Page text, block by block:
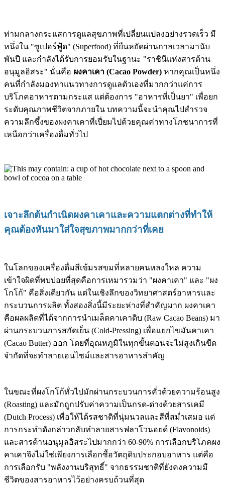
ท่ามกลางกระแสการดูแลสุขภาพที่เปลี่ยนแปลงอย่างรวดเร็ว มี
หนึ่งใน "ซูเปอร์ฟู้ด" (Superfood) ที่ยืนหยัดผ่านกาลเวลามานับ
พันปี และกำลังได้รับการยอมรับในฐานะ "ราชินีแห่งสารต้าน
อนุมูลอิสระ" นั่นคือ ผงคาเคา (Cacao Powder) หากคุณเป็นหนึ่ง
คนที่กำลังมองหาแนวทางการดูแลตัวเองที่มากกว่าแค่การ
บริโภคอาหารตามกระแส แต่ต้องการ "อาหารที่เป็นยา" เพื่อยก
ระดับคุณภาพชีวิตจากภายใน บทความนี้จะนำคุณไปสำรวจ
ความลึกซึ้งของผงคาเคาที่เปี่ยมไปด้วยคุณค่าทางโภชนาการที่
เหนือกว่าเครื่องดื่มทั่วไป
เจาะลึกต้นกำเนิดผงคาเคาและความแตกต่างที่ทำให้
คุณต้องหันมาใส่ใจสุขภาพมากกว่าที่เคย
ในโลกของเครื่องดื่มสีเข้มรสขมที่หลายคนหลงใหล ความ
เข้าใจผิดที่พบบ่อยที่สุดคือการเหมารวมว่า "ผงคาเคา" และ "ผง
โกโก้" คือสิ่งเดียวกัน แต่ในเชิงลึกของวิทยาศาสตร์อาหารและ
กระบวนการผลิต ทั้งสองสิ่งนี้มีระยะห่างที่สำคัญมาก ผงคาเคา
คือผลผลิตที่ได้จากการนำเมล็ดคาเคาดิบ (Raw Cacao Beans) มา
ผ่านกระบวนการสกัดเย็น (Cold-Pressing) เพื่อแยกไขมันคาเคา
(Cacao Butter) ออก โดยที่อุณหภูมิในทุกขั้นตอนจะไม่สูงเกินขีด
จำกัดที่จะทำลายเอนไซม์และสารอาหารสำคัญ
ในขณะที่ผงโกโก้ทั่วไปมักผ่านกระบวนการคั่วด้วยความร้อนสูง
(Roasting) และมักถูกปรับค่าความเป็นกรด-ด่างด้วยสารเคมี
(Dutch Process) เพื่อให้ได้รสชาติที่นุ่มนวลและสีที่สม่ำเสมอ แต่
การกระทำดังกล่าวกลับทำลายสารฟลาโวนอยด์ (Flavonoids)
และสารต้านอนุมูลอิสระไปมากกว่า 60-90% การเลือกบริโภคผง
คาเคาจึงไม่ใช่เพียงการเลือกซื้อวัตถุดิบประกอบอาหาร แต่คือ
การเลือกรับ "พลังงานบริสุทธิ์" จากธรรมชาติที่ยังคงความมี
ชีวิตของสารอาหารไว้อย่างครบถ้วนที่สุด